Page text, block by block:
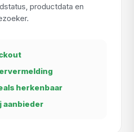
productdata en
herkenbaar
aanbieder